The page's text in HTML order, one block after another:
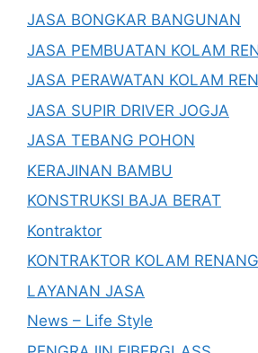
JASA BONGKAR BANGUNAN
JASA PEMBUATAN KOLAM
JASA PERAWATAN KOLAM
JASA SUPIR DRIVER JOGJA
JASA TEBANG POHON
KERAJINAN BAMBU
KONSTRUKSI BAJA BERAT
Kontraktor
KONTRAKTOR KOLAM RENANG
LAYANAN JASA
News – Life Style